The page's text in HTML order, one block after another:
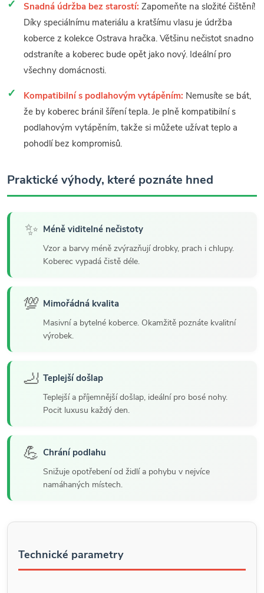
Snadná údržba bez starostí: Zapomeňte na složité čištění!
Díky speciálnímu materiálu a kratšímu vlasu je údržba
koberce z kolekce Ostrava hračka. Většinu nečistot snadno
odstraníte a koberec bude opět jako nový. Ideální pro
všechny domácnosti.
Kompatibilní s podlahovým vytápěním: Nemusíte se bát,
že by koberec bránil šíření tepla. Je plně kompatibilní s
podlahovým vytápěním, takže si můžete užívat teplo a
pohodlí bez kompromisů.
Praktické výhody, které poznáte hned
✨ Méně viditelné nečistoty
Vzor a barvy méně zvýrazňují drobky, prach i chlupy.
Koberec vypadá čistě déle.
💯 Mimořádná kvalita
Masivní a bytelné koberce. Okamžitě poznáte kvalitní
výrobek.
🦶 Teplejší došlap
Teplejší a příjemnější došlap, ideální pro bosé nohy.
Pocit luxusu každý den.
💪 Chrání podlahu
Snižuje opotřebení od židlí a pohybu v nejvíce
namáhaných místech.
Technické parametry